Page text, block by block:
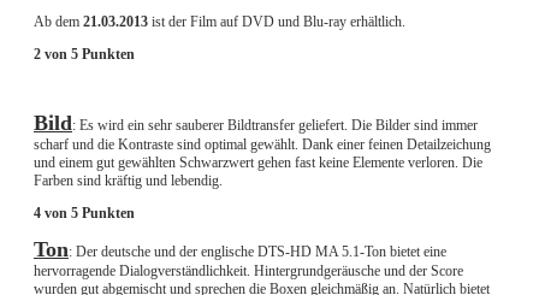
Ab dem 21.03.2013 ist der Film auf DVD und Blu-ray erhältlich.
2 von 5 Punkten
Bild: Es wird ein sehr sauberer Bildtransfer geliefert. Die Bilder sind immer
scharf und die Kontraste sind optimal gewählt. Dank einer feinen Detailzeichung
und einem gut gewählten Schwarzwert gehen fast keine Elemente verloren. Die
Farben sind kräftig und lebendig.
4 von 5 Punkten
Ton: Der deutsche und der englische DTS-HD MA 5.1-Ton bietet eine
hervorragende Dialogverständlichkeit. Hintergrundgeräusche und der Score
wurden gut abgemischt und sprechen die Boxen gleichmäßig an. Natürlich bietet